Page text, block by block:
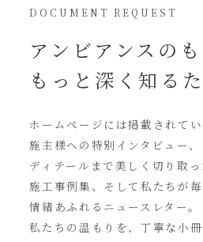
DOCUMENT REQUEST
アンビアンスの
もっと深く知る
ホームページには掲載されて
施主様への特別インタビュー、
ディテールまで美しく切り取っ
施工事例集、そして私たちが毎
情緒あふれるニュースレター。
私たちの温もりを、丁寧な小冊